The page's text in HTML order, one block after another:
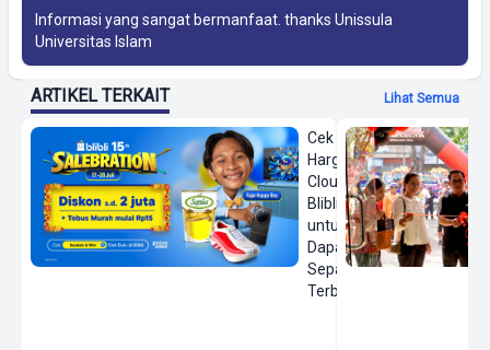
Informasi yang sangat bermanfaat. thanks Unissula
Universitas Islam
ARTIKEL TERKAIT Lihat Semua
Cek
Harga On
Cloud di
Blibli
untuk
Dapatkan
Sepatu
Terbaru